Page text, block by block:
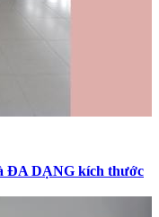
ĐA DẠNG kích thước